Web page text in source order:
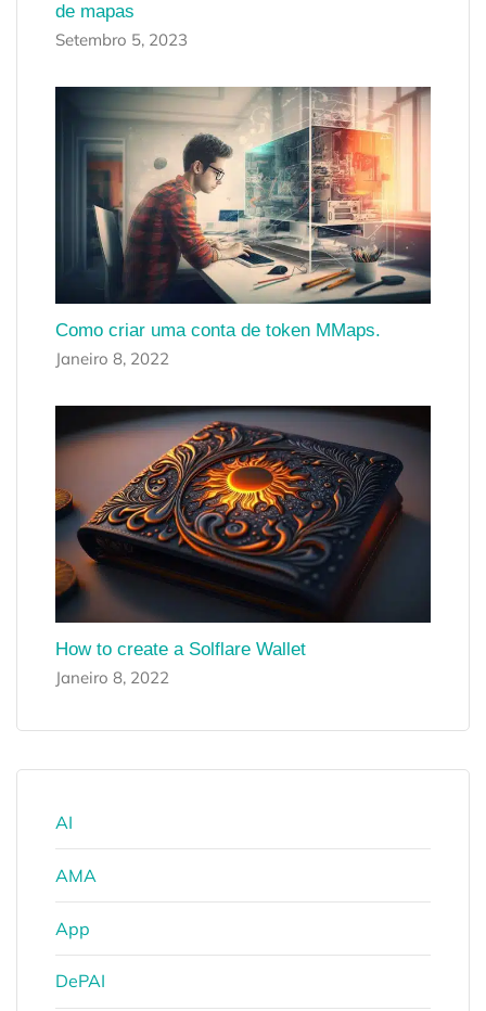
de mapas
Setembro 5, 2023
Como criar uma conta de token MMaps.
Janeiro 8, 2022
How to create a Solflare Wallet
Janeiro 8, 2022
AI
AMA
App
DePAI